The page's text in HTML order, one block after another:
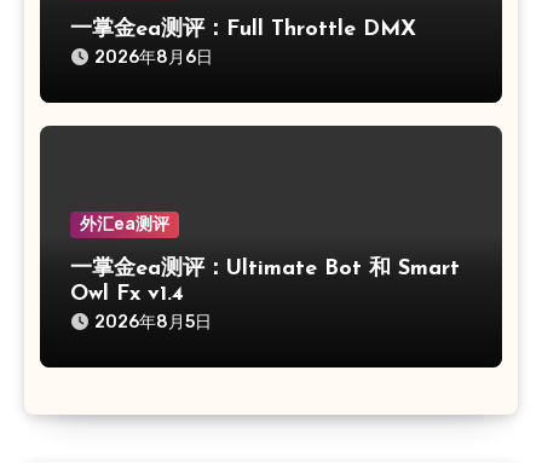
一掌金ea测评：Full Throttle DMX
2026年8月6日
外汇ea测评
一掌金ea测评：Ultimate Bot 和 Smart
Owl Fx v1.4
2026年8月5日